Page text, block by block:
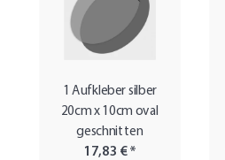
1 Aufkleber silber
20cm x 10cm oval
geschnitten
17,83 €*